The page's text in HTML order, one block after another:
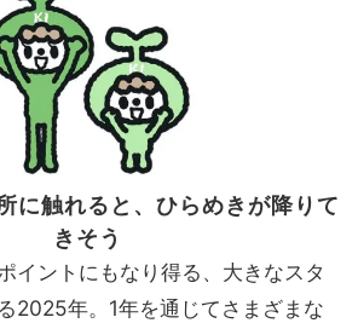
に触れると、ひらめきが降りて
きそう
イントにもなり得る、大きなスタ
2025年。1年を通じてさまざまな